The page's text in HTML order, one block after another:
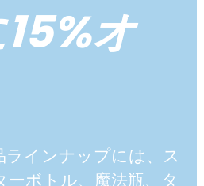
オ
ラインナップには、ス
ボトル、魔法瓶、タ